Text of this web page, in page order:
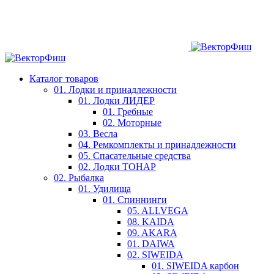
Каталог товаров
01. Лодки и принадлежности
01. Лодки ЛИДЕР
01. Гребные
02. Моторные
03. Весла
04. Ремкомплекты и принадлежности
05. Спасательные средства
02. Лодки ТОНАР
02. Рыбалка
01. Удилища
01. Спиннинги
05. ALLVEGA
08. KAIDA
09. AKARA
01. DAIWA
02. SIWEIDA
01. SIWEIDA карбон